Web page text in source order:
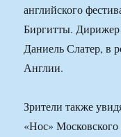
английского
Биргитты.
Даниель Слатер, в
Англии.
Зрители также
«Нос» Московского